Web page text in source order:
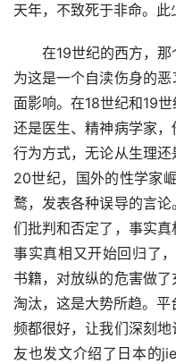
天年，不致死于非命。此
在19世纪的西方，那
为这是一个自渎伤身的
面影响。在18世纪和19
还是医生、精神病学家
行为方式，无论从生理
20世纪，国外的性学家
鹜，发表各种误导的言
们批判和否定了，事实真
事实真相又开始回归了
书籍，对放纵的危害做
淘汰，这是大势所趋。
频都很好，让我们深刻
友也发文介绍了日本的